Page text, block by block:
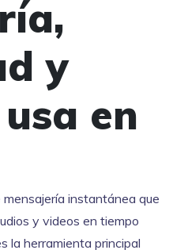
y
en
mensajería instantánea que
y videos en tiempo
la herramienta principal